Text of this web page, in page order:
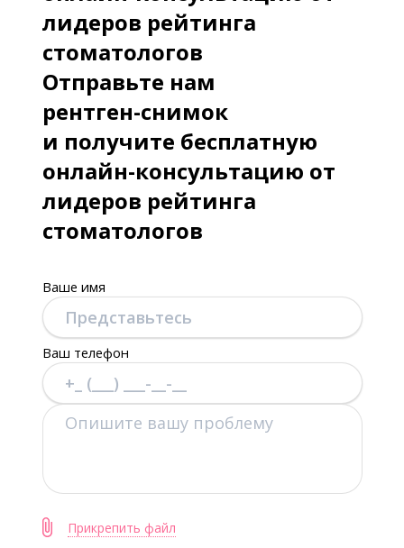
лидеров рейтинга
стоматологов
Отправьте нам
рентген-снимок
и получите бесплатную
онлайн-консультацию от
лидеров рейтинга
стоматологов
Ваше имя
Ваш телефон
Прикрепить файл